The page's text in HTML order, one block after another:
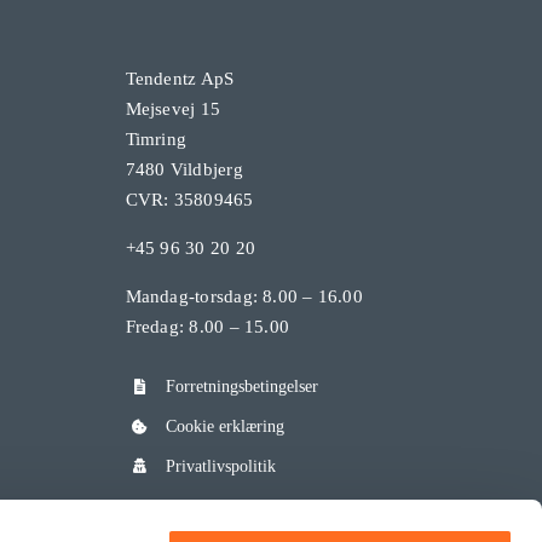
Tendentz ApS
Mejsevej 15
Timring
7480 Vildbjerg
CVR: 35809465
+45 96 30 20 20
Mandag-torsdag: 8.00 – 16.00
Fredag: 8.00 – 15.00
Forretningsbetingelser
Cookie erklæring
Privatlivspolitik